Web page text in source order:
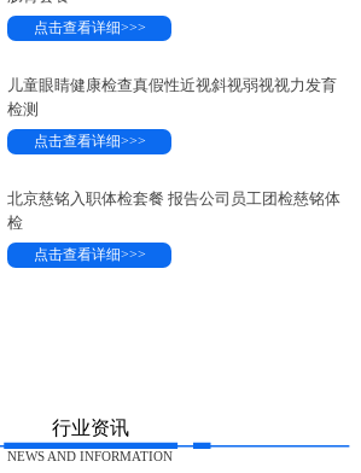
点击查看详细>>>
儿童眼睛健康检查真假性近视斜视弱视视力发育
检测
点击查看详细>>>
北京慈铭入职体检套餐 报告公司员工团检慈铭体
检
点击查看详细>>>
行业资讯
NEWS AND INFORMATION